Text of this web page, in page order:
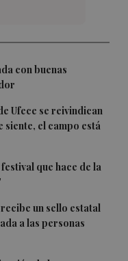
con buenas
Ufece se reivindican
siente, el campo está
que hace de la
un sello estatal
a las personas